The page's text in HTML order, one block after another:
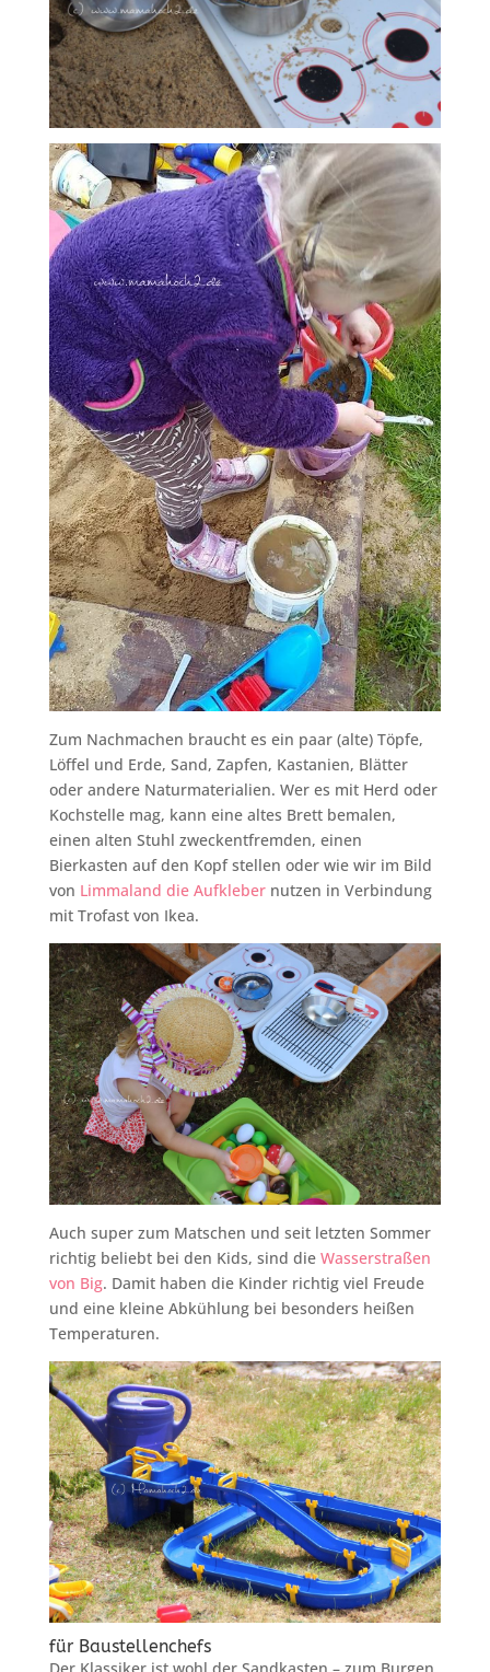
Zum Nachmachen braucht es ein paar (alte) Töpfe,
Löffel und Erde, Sand, Zapfen, Kastanien, Blätter
oder andere Naturmaterialien. Wer es mit Herd oder
Kochstelle mag, kann eine altes Brett bemalen,
einen alten Stuhl zweckentfremden, einen
Bierkasten auf den Kopf stellen oder wie wir im Bild
von Limmaland die Aufklebernutzen in Verbindung
mit Trofast von Ikea.
Auch super zum Matschen und seit letzten Sommer
richtig beliebt bei den Kids, sind die Wasserstraßen
von Big. Damit haben die Kinder richtig viel Freude
und eine kleine Abkühlung bei besonders heißen
Temperaturen.
für Baustellenchefs
Der Klassiker ist wohl der Sandkasten – zum Burgen